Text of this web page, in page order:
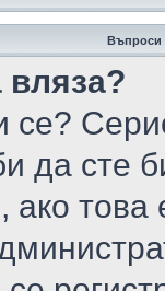
Въпроси
се?
да сте
това